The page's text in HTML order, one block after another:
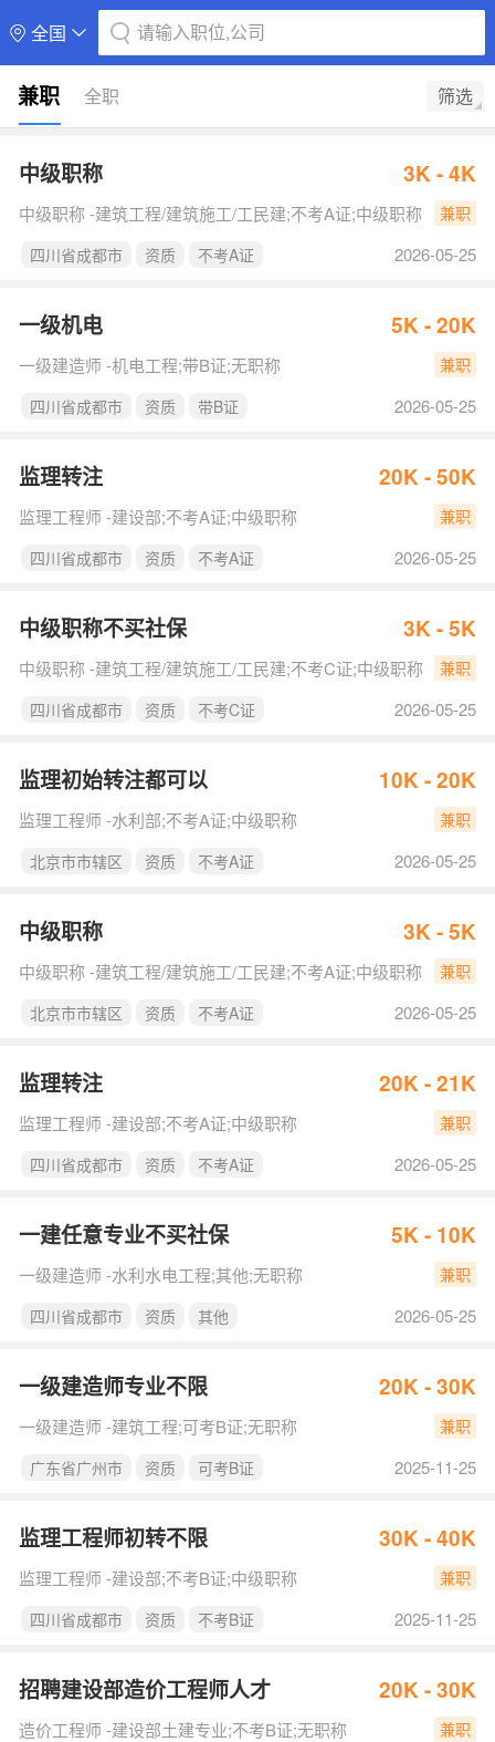
全国 请输入职位,公司
兼职 全职 筛选
中级职称 3K - 4K
中级职称 -建筑工程/建筑施工/工民建;不考A证;中级职称
兼职
四川省成都市
资质 不考A证 2026-05-25
一级机电 5K - 20K
一级建造师 -机电工程;带B证;无职称
兼职
四川省成都市
资质 带B证 2026-05-25
监理转注 20K - 50K
监理工程师 -建设部;不考A证;中级职称
兼职
四川省成都市
资质 不考A证 2026-05-25
中级职称不买社保 3K - 5K
中级职称 -建筑工程/建筑施工/工民建;不考C证;中级职称
兼职
四川省成都市
资质 不考C证 2026-05-25
监理初始转注都可以 10K - 20K
监理工程师 -水利部;不考A证;中级职称
兼职
北京市市辖区
资质 不考A证 2026-05-25
中级职称 3K - 5K
中级职称 -建筑工程/建筑施工/工民建;不考A证;中级职称
兼职
北京市市辖区
资质 不考A证 2026-05-25
监理转注 20K - 21K
监理工程师 -建设部;不考A证;中级职称
兼职
四川省成都市
资质 不考A证 2026-05-25
一建任意专业不买社保 5K - 10K
一级建造师 -水利水电工程;其他;无职称
兼职
四川省成都市
资质 其他 2026-05-25
一级建造师专业不限 20K - 30K
一级建造师 -建筑工程;可考B证;无职称
兼职
广东省广州市
资质 可考B证 2025-11-25
监理工程师初转不限 30K - 40K
监理工程师 -建设部;不考B证;中级职称
兼职
四川省成都市
资质 不考B证 2025-11-25
招聘建设部造价工程师人才 20K - 30K
造价工程师 -建设部土建专业;不考B证;无职称
兼职